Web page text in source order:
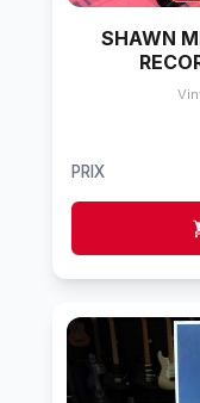
SHAWN
PRIX